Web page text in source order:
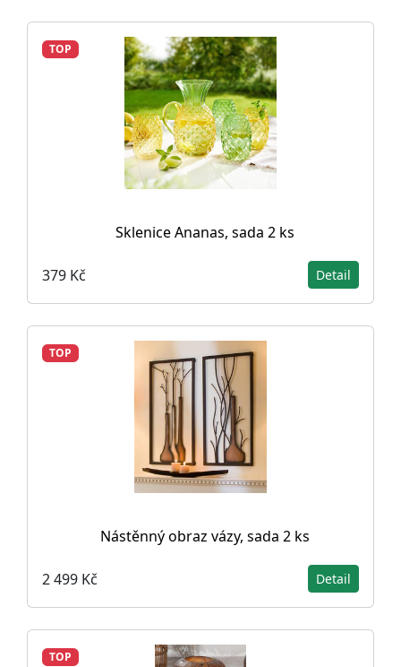
TOP
Sklenice Ananas, sada 2 ks
379 Kč Detail
TOP
Nástěnný obraz vázy, sada 2 ks
2 499 Kč Detail
TOP